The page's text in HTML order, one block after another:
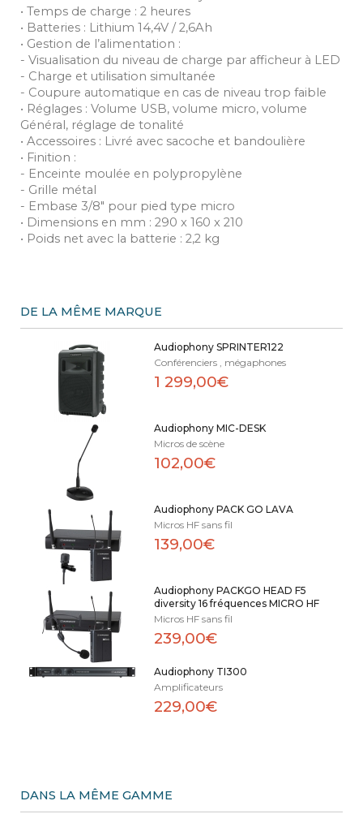
• Temps de charge : 2 heures
• Batteries : Lithium 14,4V / 2,6Ah
• Gestion de l’alimentation :
- Visualisation du niveau de charge par afficheur à LED
- Charge et utilisation simultanée
- Coupure automatique en cas de niveau trop faible
• Réglages : Volume USB, volume micro, volume
Général, réglage de tonalité
• Accessoires : Livré avec sacoche et bandoulière
• Finition :
- Enceinte moulée en polypropylène
- Grille métal
- Embase 3/8" pour pied type micro
• Dimensions en mm : 290 x 160 x 210
• Poids net avec la batterie : 2,2 kg
DE LA MÊME MARQUE
Audiophony SPRINTER122
Conférenciers , mégaphones
1 299,00€
Audiophony MIC-DESK
Micros de scène
102,00€
Audiophony PACK GO LAVA
Micros HF sans fil
139,00€
Audiophony PACKGO HEAD F5
diversity 16 fréquences MICRO HF
Micros HF sans fil
239,00€
Audiophony TI300
Amplificateurs
229,00€
DANS LA MÊME GAMME